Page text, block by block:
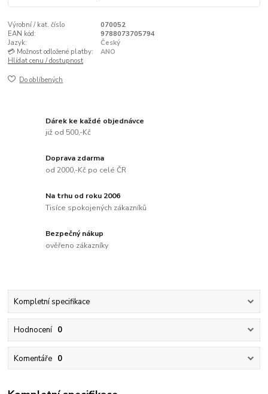
Výrobní / kat. číslo
070052
EAN kód:
9788073705794
Jazyk:
Český
💳 Možnost odložené platby:
ANO
Hlídat cenu / dostupnost
Do oblíbených
Dárek ke každé objednávce
již od 500,-Kč
Doprava zdarma
od 2000,-Kč po celé ČR
Na trhu od roku 2006
Tisíce spokojených zákazníků
Bezpečný nákup
ověřeno zákazníky
Kompletní specifikace
Hodnocení 0
Komentáře 0